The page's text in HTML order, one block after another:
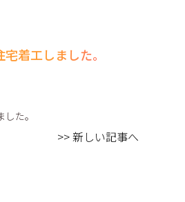
着工しました。
た。
>> 新しい記事へ